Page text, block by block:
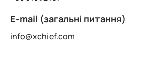
E-mail (загальні питання)
info@xchief.com